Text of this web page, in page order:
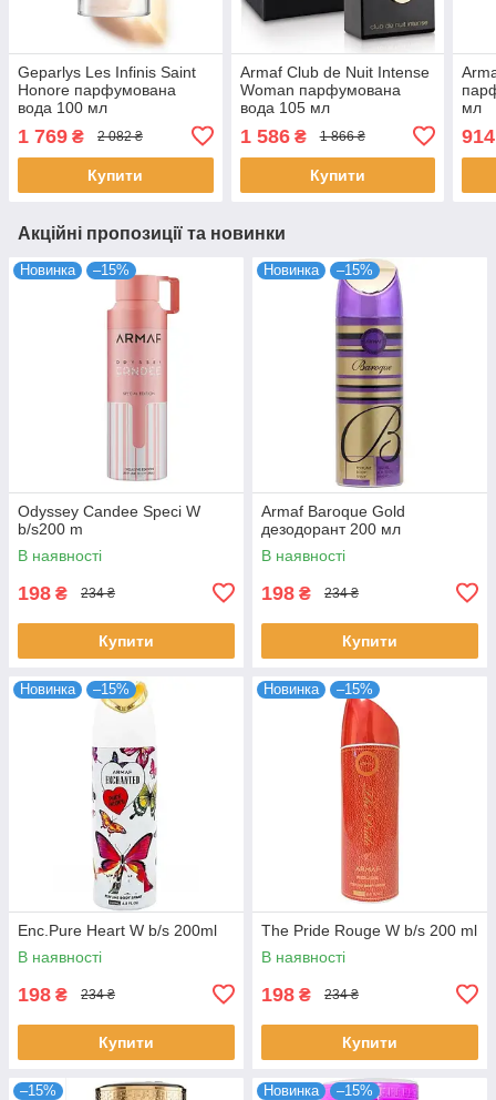
Geparlys Les Infinis Saint
Honore парфумована
вода 100 мл
1 769 ₴ 2 082 ₴
Купити
Armaf Club de Nuit Intense
Woman парфумована
вода 105 мл
1 586₴ 1 866 ₴
Купити
мл
914
Акційні пропозиції та новинки
Новинка –15%
Odyssey Candee Speci W
b/s200 m
В наявності
198 ₴ 234 ₴
Купити
Новинка –15%
Armaf Baroque Gold
дезодорант 200 мл
В наявності
198 ₴ 234 ₴
Купити
Новинка –15%
Enc.Pure Heart W b/s 200ml
В наявності
198 ₴ 234 ₴
Купити
Новинка –15%
The Pride Rouge W b/s 200 ml
В наявності
198 ₴ 234 ₴
Купити
–15% Новинка –15%